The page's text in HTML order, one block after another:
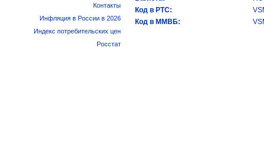
Код в РТС:
Код в ММВБ:
Контакты
Инфляция в России в 2026
Индекс потребительских цен
Росстат